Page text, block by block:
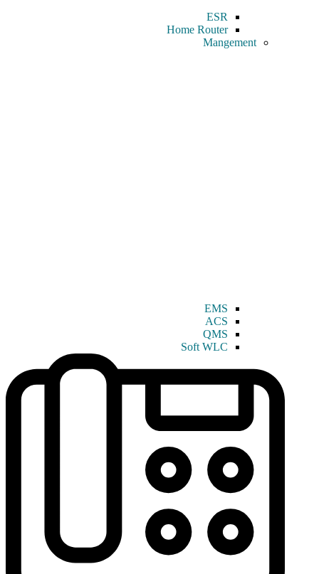
ESR
Home Router
Mangement
EMS
ACS
QMS
Soft WLC